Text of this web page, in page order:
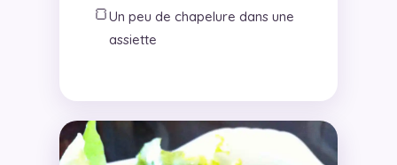
🍞Un peu de chapelure dans une
assiette